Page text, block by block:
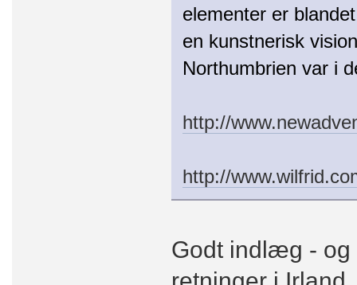
elementer er
en kunstnerisk
Northumbrien var i
http://
http://
Godt indlæg -